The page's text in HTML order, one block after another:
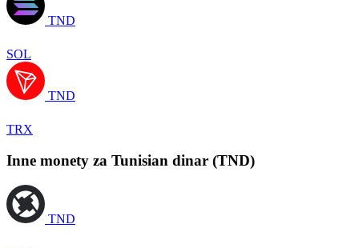
TND
SOL
TND
TRX
Inne monety za Tunisian dinar (TND)
TND